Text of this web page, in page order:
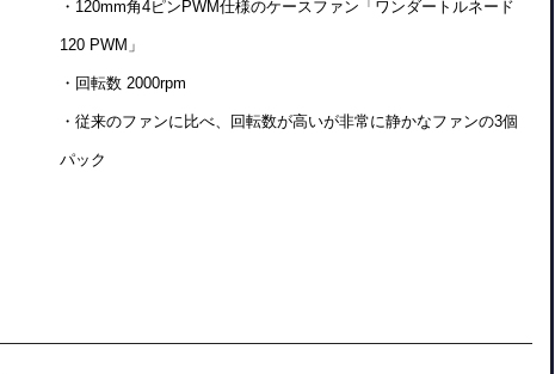
・120mm角4ピンPWM仕様のケースファン「ワンダートルネード
120 PWM」
・回転数 2000rpm
・従来のファンに比べ、回転数が高いが非常に静かなファンの3個
パック